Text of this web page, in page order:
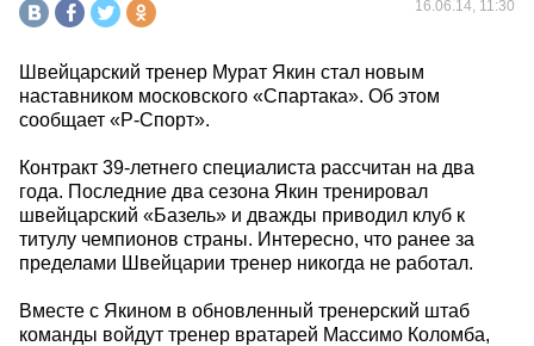
16.06.14, 11:30
Швейцарский тренер Мурат Якин стал новым
наставником московского «Спартака». Об этом
сообщает «Р-Спорт».
Контракт 39-летнего специалиста рассчитан на два
года. Последние два сезона Якин тренировал
швейцарский «Базель» и дважды приводил клуб к
титулу чемпионов страны. Интересно, что ранее за
пределами Швейцарии тренер никогда не работал.
Вместе с Якином в обновленный тренерский штаб
команды войдут тренер вратарей Массимо Коломба,